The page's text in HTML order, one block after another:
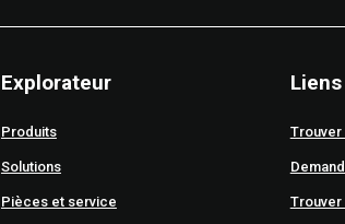
Explorateur
Produits
Solutions
Pièces et service
Trouver
Trouver